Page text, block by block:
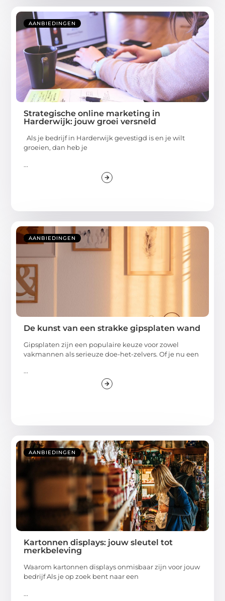
AANBIEDINGEN
Strategische online marketing in
Harderwijk: jouw groei versneld
Als je bedrijf in Harderwijk gevestigd is en je wilt
groeien, dan heb je
...
AANBIEDINGEN
De kunst van een strakke gipsplaten wand
Gipsplaten zijn een populaire keuze voor zowel
vakmannen als serieuze doe-het-zelvers. Of je nu een
...
AANBIEDINGEN
Kartonnen displays: jouw sleutel tot
merkbeleving
Waarom kartonnen displays onmisbaar zijn voor jouw
bedrijf Als je op zoek bent naar een
...